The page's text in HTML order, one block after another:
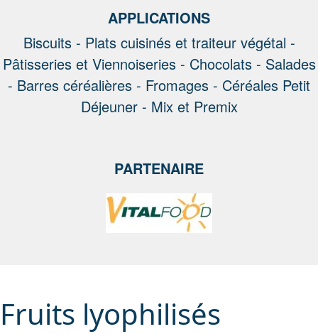
APPLICATIONS
Biscuits - Plats cuisinés et traiteur végétal -
Pâtisseries et Viennoiseries - Chocolats - Salades
- Barres céréalières - Fromages - Céréales Petit
Déjeuner - Mix et Premix
PARTENAIRE
Fruits lyophilisés